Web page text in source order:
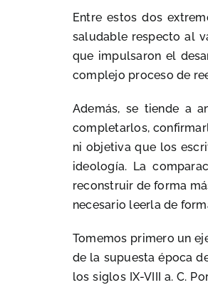
Entre estos dos
saludable respecto al
que impulsaron el
complejo proceso de
Además, se tiende a
completarlos,
ni objetiva que los
ideología. La
reconstruir de forma
necesario leerla de
Tomemos primero un
de la supuesta época
los siglos IX-VIII a. C.